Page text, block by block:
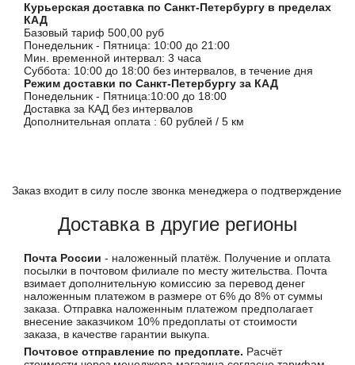
Курьерская доставка по Санкт-Петербургу в пределах
КАД
Базовый тариф 500,00 руб
Понедельник - Пятница: 10:00 до 21:00
Мин. временной интервал: 3 часа
Суббота: 10:00 до 18:00 без интервалов, в течение дня
Режим доставки по Санкт-Петербургу за КАД
Понедельник - Пятница:10:00 до 18:00
Доставка за КАД без интервалов
Дополнительная оплата : 60 рублей / 5 км
Заказ входит в силу после звонка менеджера о подтверждение
Доставка в другие регионы
Почта России - наложенный платёж. Получение и оплата
посылки в почтовом филиале по месту жительства. Почта
взимает дополнительную комиссию за перевод денег
наложенным платежом в размере от 6% до 8% от суммы
заказа. Отправка наложенным платежом предполагает
внесение заказчиком 10% предоплаты от стоимости
заказа, в качестве гарантии выкупа.
Почтовое отправление по предоплате. Расчёт